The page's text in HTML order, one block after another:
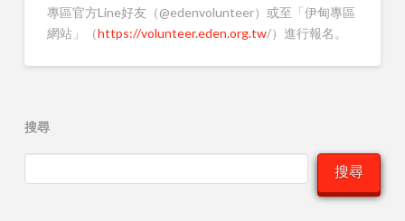
專區官方Line好友（@edenvolunteer）或至「伊甸專區
網站」（https://volunteer.eden.org.tw/）進行報名。
搜尋
搜尋